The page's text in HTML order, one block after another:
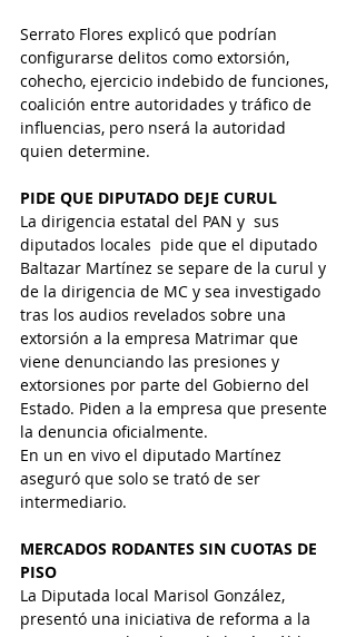
Serrato Flores explicó que podrían
configurarse delitos como extorsión,
cohecho, ejercicio indebido de funciones,
coalición entre autoridades y tráfico de
influencias, pero nserá la autoridad
quien determine.
PIDE QUE DIPUTADO DEJE CURUL
La dirigencia estatal del PAN y  sus
diputados locales  pide que el diputado
Baltazar Martínez se separe de la curul y
de la dirigencia de MC y sea investigado
tras los audios revelados sobre una
extorsión a la empresa Matrimar que
viene denunciando las presiones y
extorsiones por parte del Gobierno del
Estado. Piden a la empresa que presente
la denuncia oficialmente.
En un en vivo el diputado Martínez
aseguró que solo se trató de ser
intermediario.
MERCADOS RODANTES SIN CUOTAS DE
PISO
La Diputada local Marisol González,
presentó una iniciativa de reforma a la